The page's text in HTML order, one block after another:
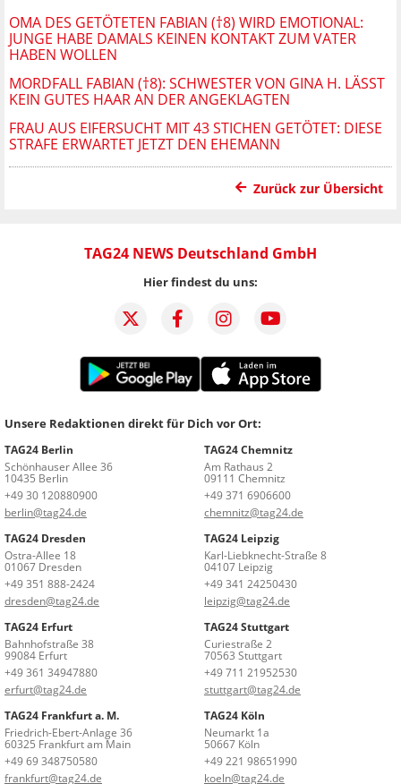
OMA DES GETÖTETEN FABIAN (†8) WIRD EMOTIONAL:
JUNGE HABE DAMALS KEINEN KONTAKT ZUM VATER
HABEN WOLLEN
MORDFALL FABIAN (†8): SCHWESTER VON GINA H. LÄSST
KEIN GUTES HAAR AN DER ANGEKLAGTEN
FRAU AUS EIFERSUCHT MIT 43 STICHEN GETÖTET: DIESE
STRAFE ERWARTET JETZT DEN EHEMANN
Zurück zur Übersicht
TAG24 NEWS Deutschland GmbH
Hier findest du uns:
Unsere Redaktionen direkt für Dich vor Ort:
TAG24 Berlin
Schönhauser Allee 36
10435 Berlin
+49 30 120880900
berlin@tag24.de
TAG24 Chemnitz
Am Rathaus 2
09111 Chemnitz
+49 371 6906600
chemnitz@tag24.de
TAG24 Dresden
Ostra-Allee 18
01067 Dresden
+49 351 888-2424
dresden@tag24.de
TAG24 Leipzig
Karl-Liebknecht-Straße 8
04107 Leipzig
+49 341 24250430
leipzig@tag24.de
TAG24 Erfurt
Bahnhofstraße 38
99084 Erfurt
+49 361 34947880
erfurt@tag24.de
TAG24 Stuttgart
Curiestraße 2
70563 Stuttgart
+49 711 21952530
stuttgart@tag24.de
TAG24 Frankfurt a. M.
Friedrich-Ebert-Anlage 36
60325 Frankfurt am Main
+49 69 348750580
frankfurt@tag24.de
TAG24 Köln
Neumarkt 1a
50667 Köln
+49 221 98651990
koeln@tag24.de